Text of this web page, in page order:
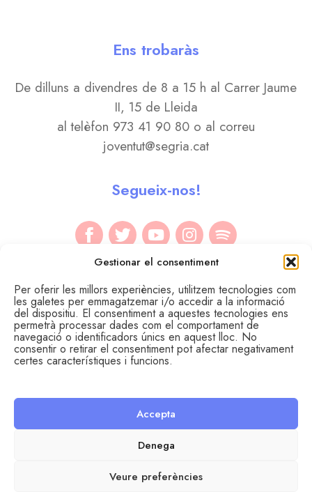
Gestionar el consentiment
Per oferir les millors experiències, utilitzem tecnologies com
les galetes per emmagatzemar i/o accedir a la informació
del dispositiu. El consentiment a aquestes tecnologies ens
permetrà processar dades com el comportament de
navegació o identificadors únics en aquest lloc. No
consentir o retirar el consentiment pot afectar negativament
certes característiques i funcions.
Accepta
Denega
Veure preferències
Ens trobaràs
De dilluns a divendres de 8 a 15 h al Carrer Jaume
II, 15 de Lleida
al telèfon 973 41 90 80 o al correu
joventut@segria.cat
Segueix-nos!
© Àrea de Joventut del Consell Comarcal del Segrià.
Política de cookies